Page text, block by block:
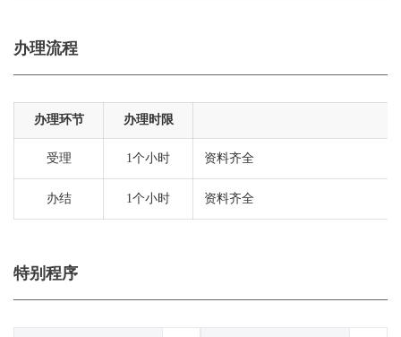
办理流程
办理环节 办理时限
受理 1个小时 资料齐全
办结 1个小时 资料齐全
特别程序